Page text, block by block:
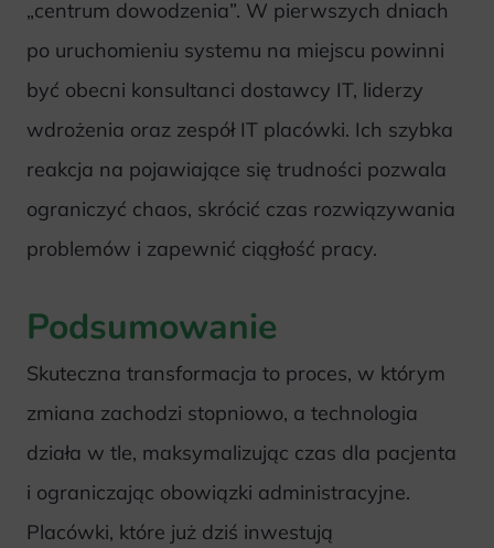
„centrum dowodzenia”. W pierwszych dniach
po uruchomieniu systemu na miejscu powinni
być obecni konsultanci dostawcy IT, liderzy
wdrożenia oraz zespół IT placówki. Ich szybka
reakcja na pojawiające się trudności pozwala
ograniczyć chaos, skrócić czas rozwiązywania
problemów i zapewnić ciągłość pracy.
Podsumowanie
Skuteczna transformacja to proces, w którym
zmiana zachodzi stopniowo, a technologia
działa w tle, maksymalizując czas dla pacjenta
i ograniczając obowiązki administracyjne.
Placówki, które już dziś inwestują